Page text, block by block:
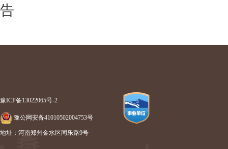
告
豫ICP备13022065号-2
豫公网安备41010502004753号
地址：河南郑州金水区同乐路9号